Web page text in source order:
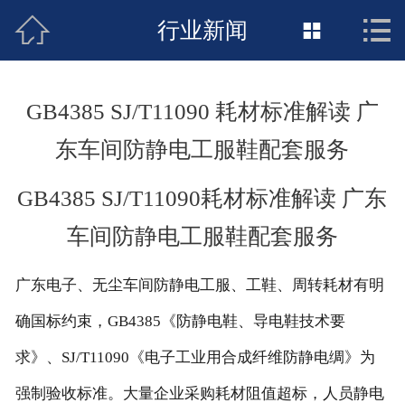
接地工程首页
新闻动态
 行业新闻  
GB4385 SJ/T11090 耗材标准解读 广
东车间防静电工服鞋配套服务
GB4385 SJ/T11090耗材标准解读 广东
车间防静电工服鞋配套服务
广东电子、无尘车间防静电工服、工鞋、周转耗材有明
确国标约束，GB4385《防静电鞋、导电鞋技术要
求》、SJ/T11090《电子工业用合成纤维防静电绸》为
强制验收标准。大量企业采购耗材阻值超标，人员静电